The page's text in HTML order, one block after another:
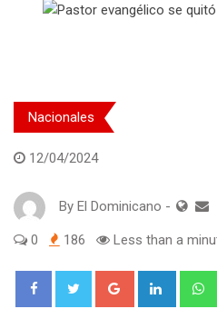
Nacionales
12/04/2024
By El Dominicano -
0 186 Less than a
Google+ LinkedIn